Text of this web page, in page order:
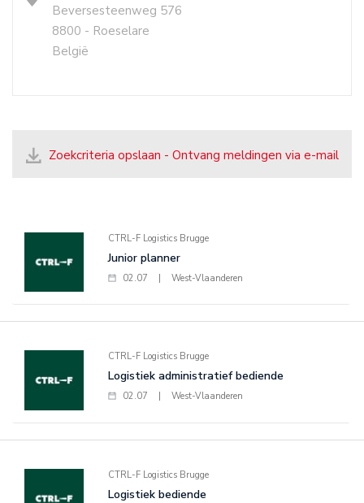
Beversesteenweg 576
8800 - Roeselare
België
Zoekcriteria opslaan - Ontvang meldingen via e-mail
CTRL-F Logistics Brugge
Junior planner
02.07 West-Vlaanderen
CTRL-F Logistics Brugge
Logistiek administratief bediende
02.07 West-Vlaanderen
CTRL-F Logistics Brugge
Logistiek bediende